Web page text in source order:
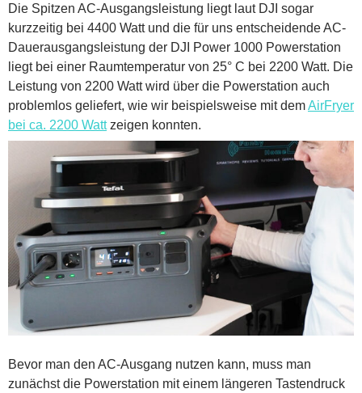
Die Spitzen AC-Ausgangsleistung liegt laut DJI sogar
kurzzeitig bei 4400 Watt und die für uns entscheidende AC-
Dauerausgangsleistung der DJI Power 1000 Powerstation
liegt bei einer Raumtemperatur von 25° C bei 2200 Watt. Die
Leistung von 2200 Watt wird über die Powerstation auch
problemlos geliefert, wie wir beispielsweise mit demAirFryer
bei ca. 2200 Wattzeigen konnten.
Bevor man den AC-Ausgang nutzen kann, muss man
zunächst die Powerstation mit einem längeren Tastendruck